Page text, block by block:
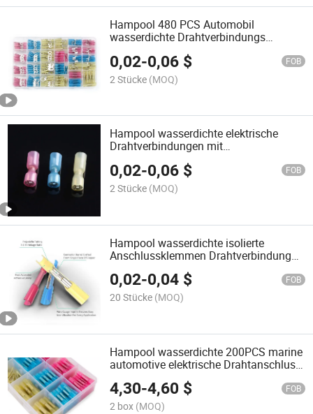
Hampool 480 PCS Automobil
wasserdichte Drahtverbindungs
Muffenverbinder Terminal-Kit
0,02-0,06 $ FOB
2 Stücke (MOQ)
Hampool wasserdichte elektrische
Drahtverbindungen mit
Schrumpfschlauch, vollisolierte
weibliche und männliche
Anschlussklemmen
0,02-0,06 $ FOB
2 Stücke (MOQ)
Hampool wasserdichte isolierte
Anschlussklemmen Drahtverbindung
Automobilkabelanschlussklemmen
0,02-0,04 $ FOB
20 Stücke (MOQ)
Hampool wasserdichte 200PCS marine
automotive elektrische Drahtanschluss-
Hitzeschrumpf-Muffenverbinder Set
4,30-4,60 $ FOB
2 box (MOQ)